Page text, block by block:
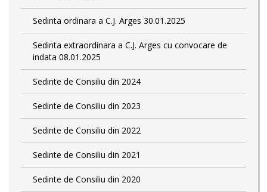
Sedinta ordinara a C.J. Arges 30.01.2025
Sedinta extraordinara a C.J. Arges cu convocare de
indata 08.01.2025
Sedinte de Consiliu din 2024
Sedinte de Consiliu din 2023
Sedinte de Consiliu din 2022
Sedinte de Consiliu din 2021
Sedinte de Consiliu din 2020